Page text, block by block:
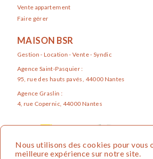
Nous utilisons des cookies pour vous
meilleure expérience sur notre site.
Vente appartement
Faire gérer
MAISON BSR
Gestion - Location - Vente - Syndic
Agence Saint-Pasquier :
95, rue des hauts pavés, 44000 Nantes
Agence Graslin :
4, rue Copernic, 44000 Nantes